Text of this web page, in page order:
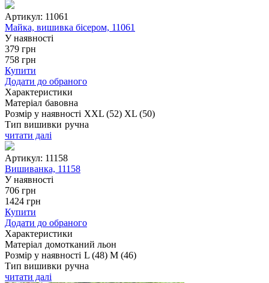
Артикул: 11061
Майка, вишивка бісером, 11061
У наявності
379 грн
758 грн
Купити
Додати до обраного
Характеристики
Матеріал бавовна
Розмір у наявності XXL (52) XL (50)
Тип вишивки ручна
читати далі
Артикул: 11158
Вишиванка, 11158
У наявності
706 грн
1424 грн
Купити
Додати до обраного
Характеристики
Матеріал домотканий льон
Розмір у наявності L (48) M (46)
Тип вишивки ручна
читати далі